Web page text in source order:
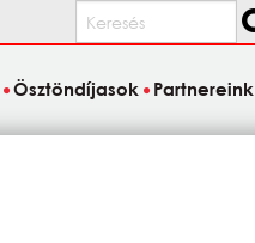
Keresés
Ösztöndíjasok Partnereink